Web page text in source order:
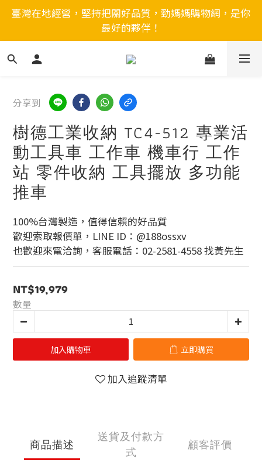
臺灣在地經營，堅持把關好品質，勁媽媽購物網，是你
最好的夥伴！
分享到
樹德工業收納 TC4-512 專業活
動工具車 工作車 機車行 工作
站 零件收納 工具擺放 多功能
推車
100%台灣製造，值得信賴的好品質
歡迎索取報價單，LINE ID：@188ossxv
也歡迎來電洽詢，客服電話：02-2581-4558 找黃先生
NT$19,979
數量
加入購物車 立即購買
加入追蹤清單
商品描述
送貨及付款方
式
顧客評價